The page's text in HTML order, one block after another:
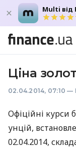
Multi від
Ціна
02.04.2014, 07:10 —
Офіційні курси
унцій,
02.04.2014,